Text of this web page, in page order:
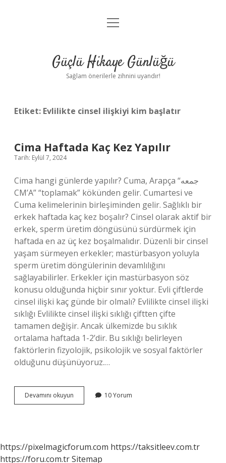
Anasayfa
Yasal Uyarı
menüyü
Güçlü Hikaye Günlüğü
Sağlam önerilerle zihnini uyandır!
Etiket: Evlilikte cinsel ilişkiyi kim başlatır
Cima Haftada Kaç Kez Yapılır
Tarih: Eylül 7, 2024
Cima hangi günlerde yapılır? Cuma, Arapça “جمعه
CM’A” “toplamak” kökünden gelir. Cumartesi ve
Cuma kelimelerinin birleşiminden gelir. Sağlıklı bir
erkek haftada kaç kez boşalır? Cinsel olarak aktif bir
erkek, sperm üretim döngüsünü sürdürmek için
haftada en az üç kez boşalmalıdır. Düzenli bir cinsel
yaşam sürmeyen erkekler; mastürbasyon yoluyla
sperm üretim döngülerinin devamlılığını
sağlayabilirler. Erkekler için mastürbasyon söz
konusu olduğunda hiçbir sınır yoktur. Evli çiftlerde
cinsel ilişki kaç günde bir olmalı? Evlilikte cinsel ilişki
sıklığı Evlilikte cinsel ilişki sıklığı çiftten çifte
tamamen değişir. Ancak ülkemizde bu sıklık
ortalama haftada 1-2’dir. Bu sıklığı belirleyen
faktörlerin fizyolojik, psikolojik ve sosyal faktörler
olduğunu düşünüyoruz.…
Devamını okuyun
Haftada
10 Yorum
https://pixelmagicforum.com https://taksitleev.com.tr
https://foru.com.trSitemap